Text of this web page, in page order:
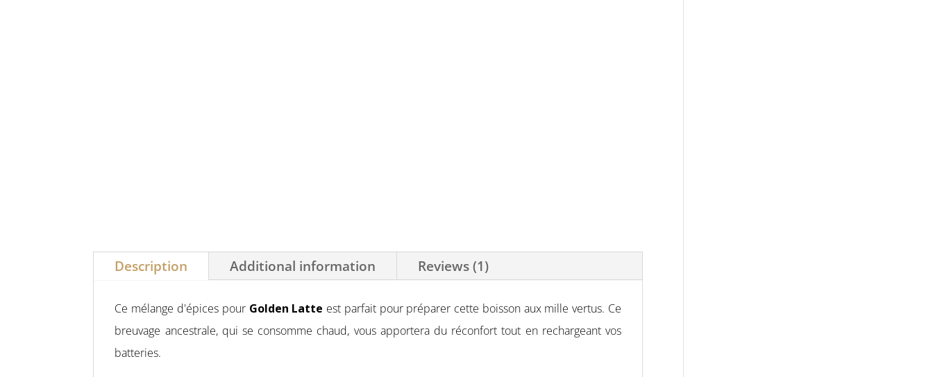
Description Additional information Reviews (1)
Ce mélange d'épices pour Golden Latte est parfait pour préparer cette boisson aux mille vertus. Ce
breuvage ancestrale, qui se consomme chaud, vous apportera du réconfort tout en rechargeant vos
batteries.